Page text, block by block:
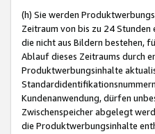
(h) Sie werden
Zeitraum von bis zu 24
die nicht aus Bildern bestehen,
Ablauf dieses Zeitraums durch
Produktwerbungsinhalte
Kundenanwendung, dürfen
Zwischenspeicher abgelegt
die Produktwerbungsinhalte